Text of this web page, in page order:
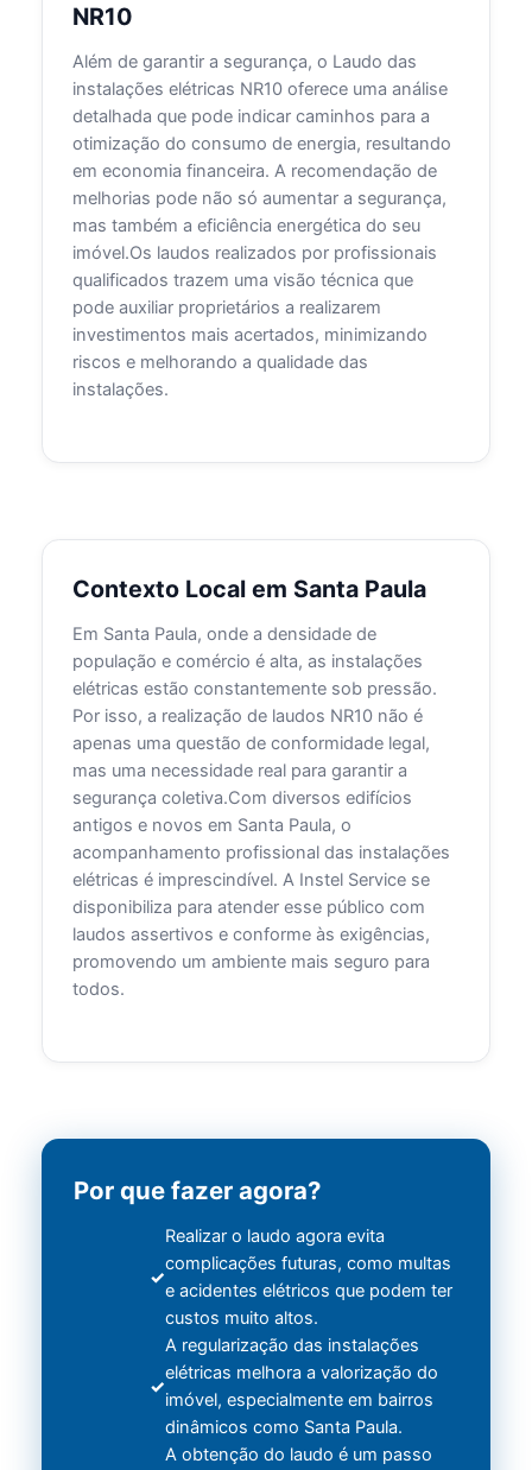
NR10
Além de garantir a segurança, o Laudo das
instalações elétricas NR10 oferece uma análise
detalhada que pode indicar caminhos para a
otimização do consumo de energia, resultando
em economia financeira. A recomendação de
melhorias pode não só aumentar a segurança,
mas também a eficiência energética do seu
imóvel.Os laudos realizados por profissionais
qualificados trazem uma visão técnica que
pode auxiliar proprietários a realizarem
investimentos mais acertados, minimizando
riscos e melhorando a qualidade das
instalações.
Contexto Local em Santa Paula
Em Santa Paula, onde a densidade de
população e comércio é alta, as instalações
elétricas estão constantemente sob pressão.
Por isso, a realização de laudos NR10 não é
apenas uma questão de conformidade legal,
mas uma necessidade real para garantir a
segurança coletiva.Com diversos edifícios
antigos e novos em Santa Paula, o
acompanhamento profissional das instalações
elétricas é imprescindível. A Instel Service se
disponibiliza para atender esse público com
laudos assertivos e conforme às exigências,
promovendo um ambiente mais seguro para
todos.
Por que fazer agora?
Realizar o laudo agora evita
complicações futuras, como multas
e acidentes elétricos que podem ter
custos muito altos.
A regularização das instalações
elétricas melhora a valorização do
imóvel, especialmente em bairros
dinâmicos como Santa Paula.
A obtenção do laudo é um passo